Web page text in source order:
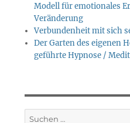
Modell für emotionales
Veränderung
Verbundenheit mit sich
Der Garten des eigenen
geführte Hypnose /
Suche